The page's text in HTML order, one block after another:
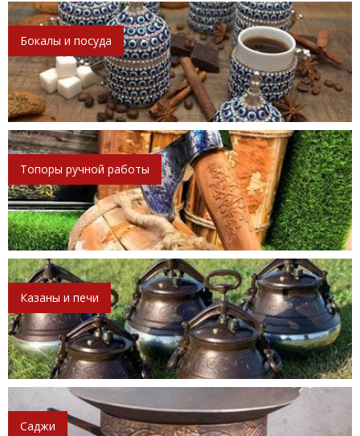
Бокалы и посуда
Топоры ручной работы
Казаны и печи
Саджи